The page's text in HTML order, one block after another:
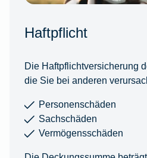
Haftpflicht
Die Haftpflichtversicherung
die Sie bei anderen
Personenschäden
Sachschäden
Vermögensschäden